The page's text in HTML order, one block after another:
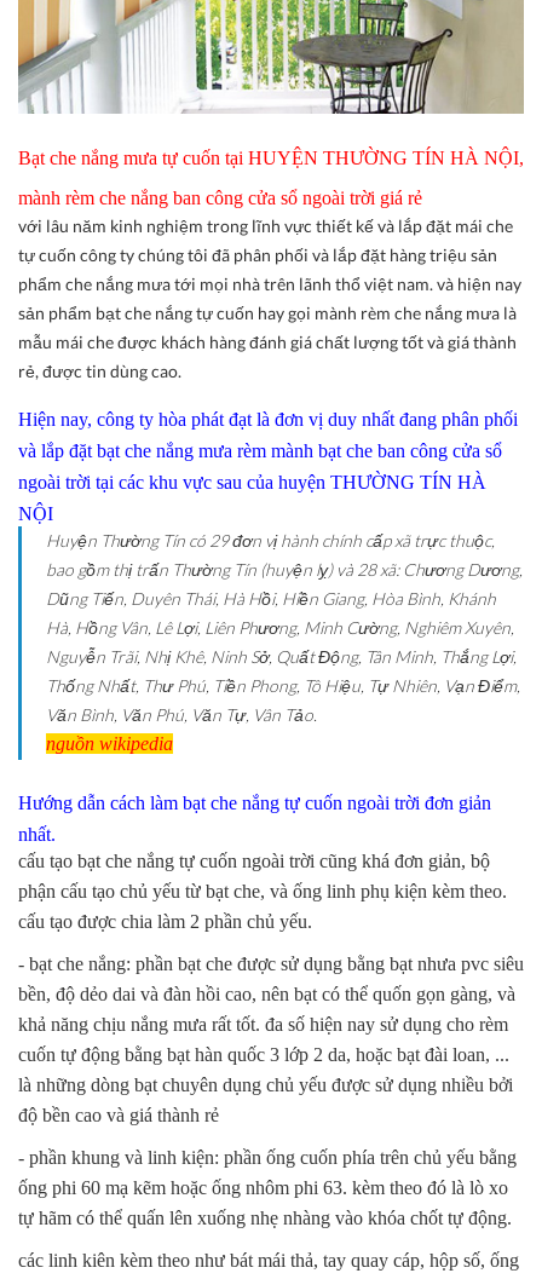
Bạt che nắng mưa tự cuốn tại HUYỆN THƯỜNG TÍN HÀ NỘI,
mành rèm che nắng ban công cửa sổ ngoài trời giá rẻ
với lâu năm kinh nghiệm trong lĩnh vực thiết kế và lắp đặt mái che
tự cuốn công ty chúng tôi đã phân phối và lắp đặt hàng triệu sản
phẩm che nắng mưa tới mọi nhà trên lãnh thổ việt nam. và hiện nay
sản phẩm bạt che nắng tự cuốn hay gọi mành rèm che nắng mưa là
mẫu mái che được khách hàng đánh giá chất lượng tốt và giá thành
rẻ, được tin dùng cao.
Hiện nay, công ty hòa phát đạt là đơn vị duy nhất đang phân phối
và lắp đặt bạt che nắng mưa rèm mành bạt che ban công cửa sổ
ngoài trời tại các khu vực sau của huyện THƯỜNG TÍN HÀ
NỘI
Huyện Thường Tín có 29 đơn vị hành chính cấp xã trực thuộc,
bao gồm thị trấn Thường Tín (huyện lỵ) và 28 xã: Chương Dương,
Dũng Tiến, Duyên Thái, Hà Hồi, Hiền Giang, Hòa Bình, Khánh
Hà, Hồng Vân, Lê Lợi, Liên Phương, Minh Cường, Nghiêm Xuyên,
Nguyễn Trãi, Nhị Khê, Ninh Sở, Quất Động, Tân Minh, Thắng Lợi,
Thống Nhất, Thư Phú, Tiền Phong, Tô Hiệu, Tự Nhiên, Vạn Điểm,
Văn Bình, Văn Phú, Văn Tự, Vân Tảo.
nguồn wikipedia
Hướng dẫn cách làm bạt che nắng tự cuốn ngoài trời đơn giản
nhất.
cấu tạo bạt che nắng tự cuốn ngoài trời cũng khá đơn giản, bộ
phận cấu tạo chủ yếu từ bạt che, và ống linh phụ kiện kèm theo.
cấu tạo được chia làm 2 phần chủ yếu.
- bạt che nắng: phần bạt che được sử dụng bằng bạt nhưa pvc siêu
bền, độ dẻo dai và đàn hồi cao, nên bạt có thể quốn gọn gàng, và
khả năng chịu nắng mưa rất tốt. đa số hiện nay sử dụng cho rèm
cuốn tự động bằng bạt hàn quốc 3 lớp 2 da, hoặc bạt đài loan, ...
là những dòng bạt chuyên dụng chủ yếu được sử dụng nhiều bởi
độ bền cao và giá thành rẻ
- phần khung và linh kiện: phần ống cuốn phía trên chủ yếu bằng
ống phi 60 mạ kẽm hoặc ống nhôm phi 63. kèm theo đó là lò xo
tự hãm có thể quấn lên xuống nhẹ nhàng vào khóa chốt tự động.
các linh kiên kèm theo như bát mái thả, tay quay cáp, hộp số, ống